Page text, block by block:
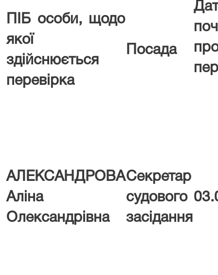
ПІБ особи, щодо
якої
здійснюється
перевірка
Посада
АЛЕКСАНДРОВА
Аліна
Олександрівна
Секретар
судового
засідання